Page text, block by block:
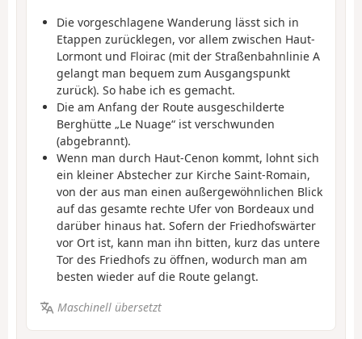
Die vorgeschlagene Wanderung lässt sich in
Etappen zurücklegen, vor allem zwischen Haut-
Lormont und Floirac (mit der Straßenbahnlinie A
gelangt man bequem zum Ausgangspunkt
zurück). So habe ich es gemacht.
Die am Anfang der Route ausgeschilderte
Berghütte „Le Nuage“ ist verschwunden
(abgebrannt).
Wenn man durch Haut-Cenon kommt, lohnt sich
ein kleiner Abstecher zur Kirche Saint-Romain,
von der aus man einen außergewöhnlichen Blick
auf das gesamte rechte Ufer von Bordeaux und
darüber hinaus hat. Sofern der Friedhofswärter
vor Ort ist, kann man ihn bitten, kurz das untere
Tor des Friedhofs zu öffnen, wodurch man am
besten wieder auf die Route gelangt.
Maschinell übersetzt